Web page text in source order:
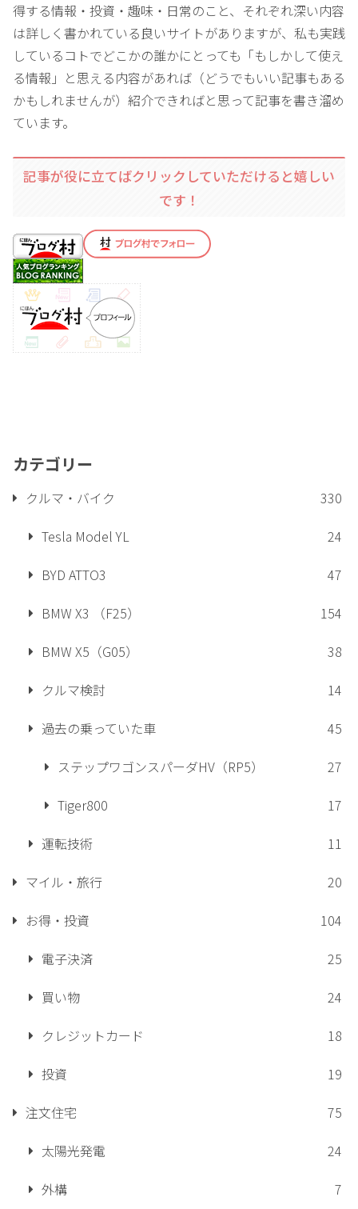
得する情報・投資・趣味・日常のこと、それぞれ深い内容
は詳しく書かれている良いサイトがありますが、私も実践
しているコトでどこかの誰かにとっても「もしかして使え
る情報」と思える内容があれば（どうでもいい記事もある
かもしれませんが）紹介できればと思って記事を書き溜め
ています。
記事が役に立てばクリックしていただけると嬉しい
です！
カテゴリー
クルマ・バイク
330
Tesla Model YL
24
BYD ATTO3
47
BMW X3 （F25）
154
BMW X5（G05）
38
クルマ検討
14
過去の乗っていた車
45
ステップワゴンスパーダHV（RP5）
27
Tiger800
17
運転技術
11
マイル・旅行
20
お得・投資
104
電子決済
25
買い物
24
クレジットカード
18
投資
19
注文住宅
75
太陽光発電
24
外構
7